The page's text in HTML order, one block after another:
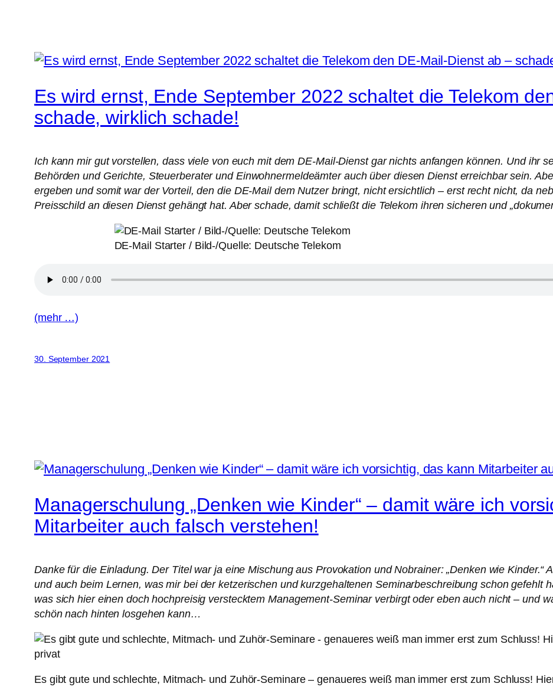
Es wird ernst, Ende September 2022 schaltet die Telekom
schade, wirklich schade!
Ich kann mir gut vorstellen, dass viele von euch mit dem DE-Mail-Dienst gar nichts anfangen können. Und ihr
Behörden und Gerichte, Steuerberater und Einwohnermeldeämter auch über diesen Dienst erreichbar sein.
ergeben und somit war der Vorteil, den die DE-Mail dem Nutzer bringt, nicht ersichtlich – erst recht nicht, da
Preisschild an diesen Dienst gehängt hat. Aber schade, damit schließt die Telekom ihren sicheren und
DE-Mail Starter / Bild-/Quelle: Deutsche Telekom
(mehr …)
30. September 2021
Managerschulung „Denken wie Kinder“ – damit wäre ich
Mitarbeiter auch falsch verstehen!
Danke für die Einladung. Der Titel war ja eine Mischung aus Provokation und Nobrainer: „Denken wie Kinder.“
und auch beim Lernen, was mir bei der ketzerischen und kurzgehaltenen Seminarbeschreibung schon gefehlt
was sich hier einen doch hochpreisig verstecktem Management-Seminar verbirgt oder eben auch nicht – und
schön nach hinten losgehen kann…
Es gibt gute und schlechte, Mitmach- und Zuhör-Seminare – genaueres weiß man immer erst zum Schluss!